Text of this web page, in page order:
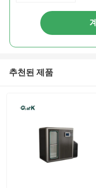
추천된 제품